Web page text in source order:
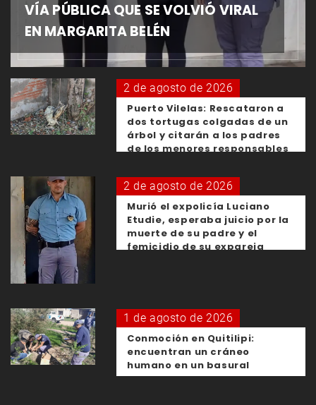
VÍA PÚBLICA QUE SE VOLVIÓ VIRAL
EN MARGARITA BELÉN
2 de agosto de 2026
Puerto Vilelas: Rescataron a
dos tortugas colgadas de un
árbol y citarán a los padres
de los menores responsables
2 de agosto de 2026
Murió el expolicía Luciano
Etudie, esperaba juicio por la
muerte de su padre y el
femicidio de su expareja
1 de agosto de 2026
Conmoción en Quitilipi:
encuentran un cráneo
humano en un basural